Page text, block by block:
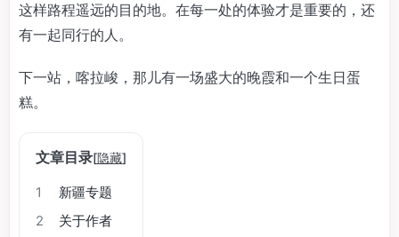
这样路程遥远的目的地。在每一处的体验才是重要的，还
有一起同行的人。
下一站，喀拉峻，那儿有一场盛大的晚霞和一个生日蛋
糕。
文章目录[隐藏]
1
新疆专题
2
关于作者